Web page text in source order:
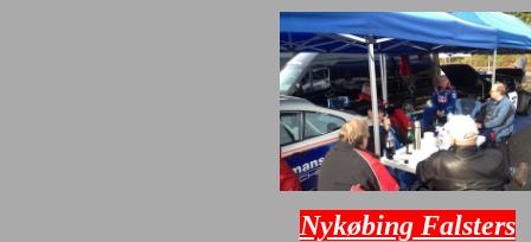
Nykøbing Falsters